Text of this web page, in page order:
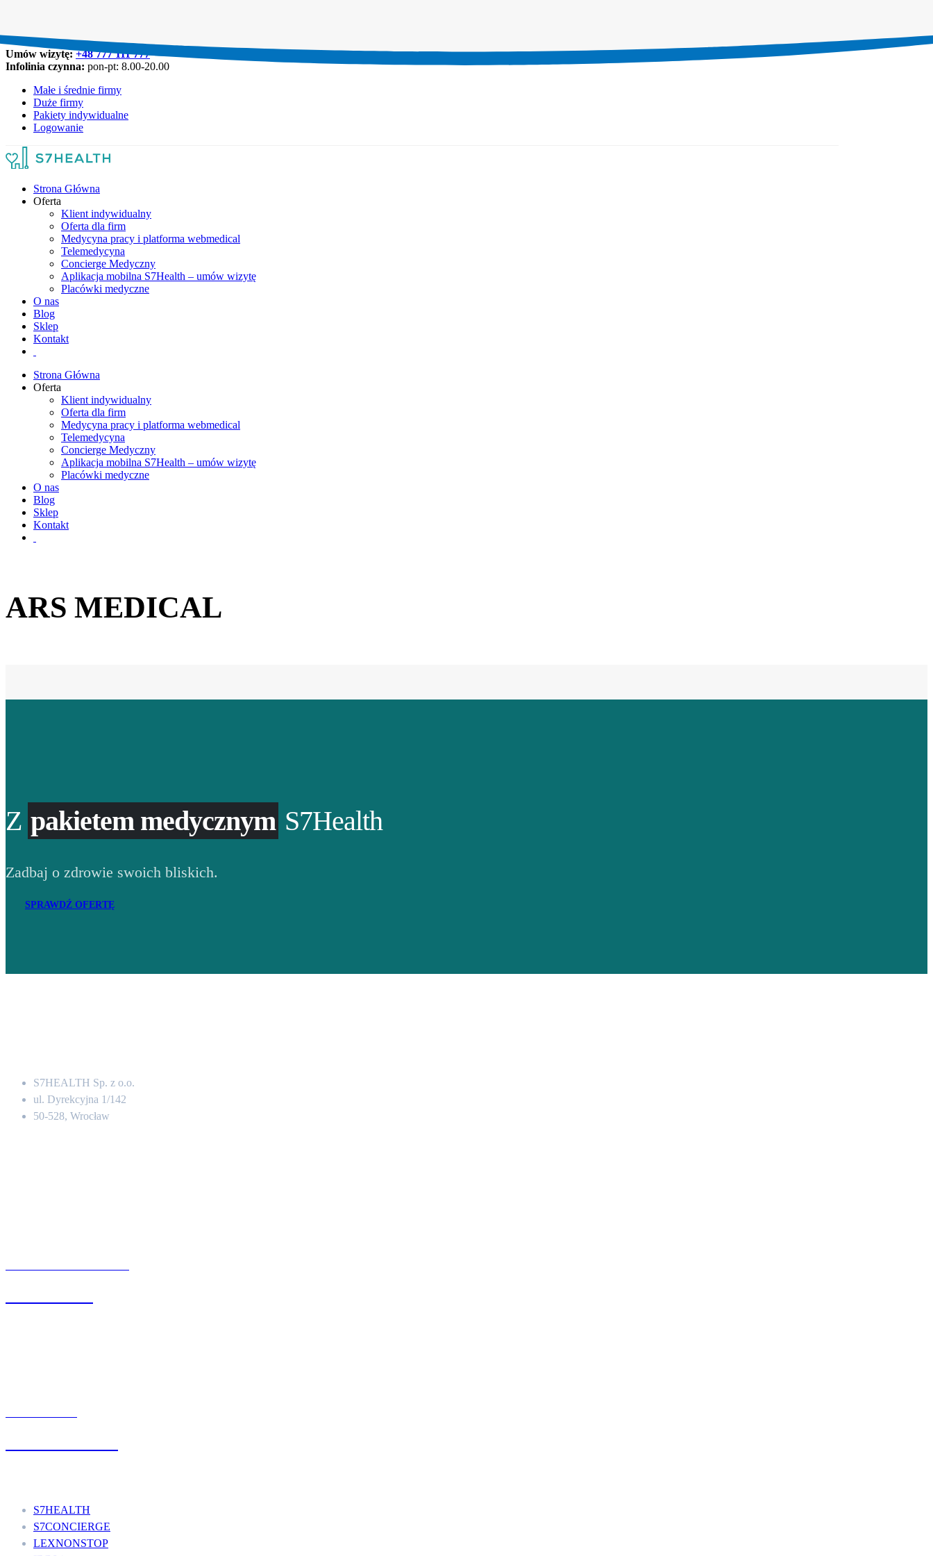
Umów wizytę:+48 777 111 777
Infolinia czynna: pon-pt: 8.00-20.00
Małe i średnie firmy
Duże firmy
Pakiety indywidualne
Logowanie
Strona Główna
Oferta
Klient indywidualny
Oferta dla firm
Medycyna pracy i platforma webmedical
Telemedycyna
Concierge Medyczny
Aplikacja mobilna S7Health – umów wizytę
Placówki medyczne
O nas
Blog
Sklep
Kontakt
Strona Główna
Oferta
Klient indywidualny
Oferta dla firm
Medycyna pracy i platforma webmedical
Telemedycyna
Concierge Medyczny
Aplikacja mobilna S7Health – umów wizytę
Placówki medyczne
O nas
Blog
Sklep
Kontakt
ARS MEDICAL
Z pakietem medycznym S7Health
Zadbaj o zdrowie swoich bliskich.
SPRAWDŹ OFERTĘ
S7HEALTH Sp. z o.o.
ul. Dyrekcyjna 1/142
50-528, Wrocław
S7HEALTH
S7CONCIERGE
LEXNONSTOP